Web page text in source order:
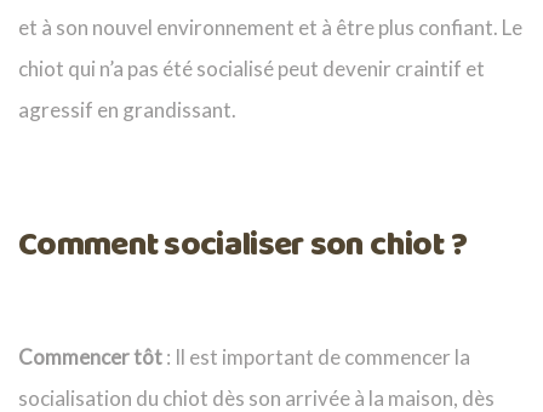
et à son nouvel environnement et à être plus confiant. Le
chiot qui n’a pas été socialisé peut devenir craintif et
agressif en grandissant.
Comment socialiser son chiot ?
Commencer tôt: Il est important de commencer la
socialisation du chiot dès son arrivée à la maison, dès